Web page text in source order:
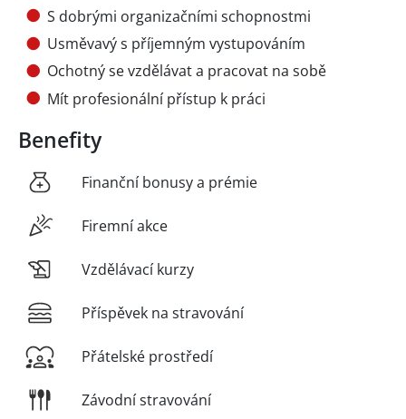
S dobrými organizačními schopnostmi
Usměvavý s příjemným vystupováním
Ochotný se vzdělávat a pracovat na sobě
Mít profesionální přístup k práci
Benefity
Finanční bonusy a prémie
Firemní akce
Vzdělávací kurzy
Příspěvek na stravování
Přátelské prostředí
Závodní stravování